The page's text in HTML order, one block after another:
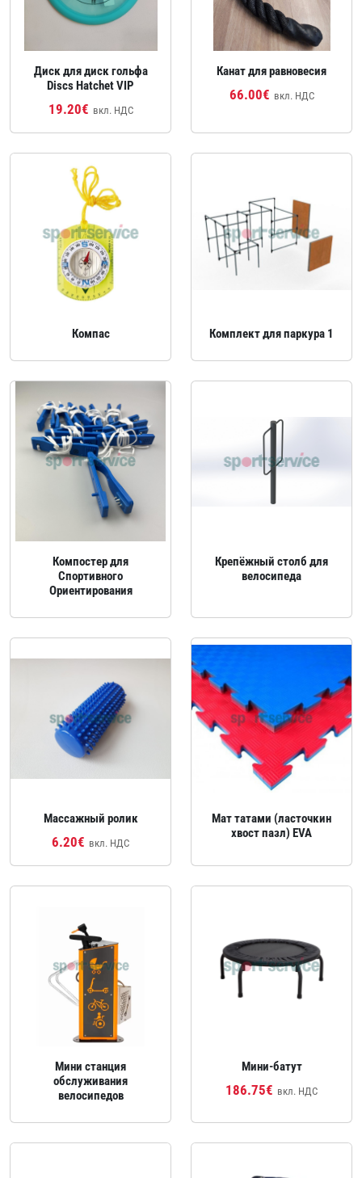
Диск для диск гольфа
Discs Hatchet VIP
19.20€ вкл. НДС
Канат для равновесия
66.00€ вкл. НДС
Компас Комплект для паркура 1
Компостер для
Спортивного
Ориентирования
Крепёжный столб для
велосипеда
Массажный ролик
6.20€ вкл. НДС
Мат татами (ласточкин
хвост пазл) EVA
Мини станция
обслуживания
велосипедов
Мини‑батут
186.75€ вкл. НДС